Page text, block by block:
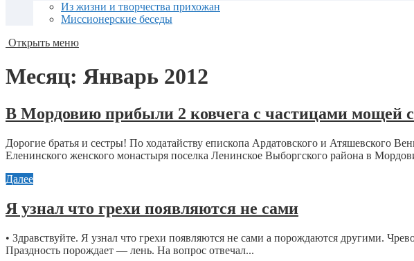
Из жизни и творчества прихожан
Миссионерские беседы
Открыть меню
Месяц: Январь 2012
В Мордовию прибыли 2 ковчега с частицами мощей
Дорогие братья и сестры! По ходатайству епископа Ардатовского и Атяшевского
Еленинского женского монастыря поселка Ленинское Выборгского района в
Далее
Я узнал что грехи появляются не сами
• Здравствуйте. Я узнал что грехи появляются не сами а порождаются другими.
Праздность порождает — лень. На вопрос отвечал...